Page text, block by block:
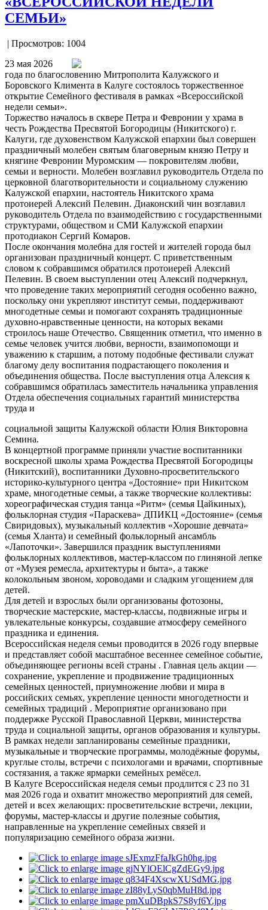
СЕМЬИ»
| Просмотров: 1004
23 мая 2026
года по благословению Митрополита Калужского и
Боровского Климента в Калуге состоялось торжественное
открытие Семейного фестиваля в рамках «Всероссийской
недели семьи».
Торжество началось в сквере Петра и Февронии у храма в
честь Рождества Пресвятой Богородицы (Никитского) г.
Калуги, где духовенством Калужской епархии был совершен
праздничный молебен святым благоверным князю Петру и
княгине Февронии Муромским — покровителям любви,
семьи и верности. Молебен возглавил руководитель Отдела по
церковной благотворительности и социальному служению
Калужской епархии, настоятель Никитского храма
протоиерей Алексий Пелевин. Диаконский чин возглавил
руководитель Отдела по взаимодействию с государственными
структурами, обществом и СМИ Калужской епархии
протодиакон Сергий Комаров.
После окончания молебна для гостей и жителей города был
организован праздничный концерт. С приветственным
словом к собравшимся обратился протоиерей Алексий
Пелевин. В своем выступлении отец Алексий подчеркнул,
что проведение таких мероприятий сегодня особенно важно,
поскольку они укрепляют институт семьи, поддерживают
многодетные семьи и помогают сохранять традиционные
духовно-нравственные ценности, на которых веками
строилось наше Отечество. Священник отметил, что именно в
семье человек учится любви, верности, взаимопомощи и
уважению к старшим, а потому подобные фестивали служат
благому делу воспитания подрастающего поколения и
объединения общества. После выступления отца Алексия к
собравшимся обратилась заместитель начальника управления
Отдела обеспечения социальных гарантий министерства
труда и
социальной защиты Калужской области Юлия Викторовна
Семина.
В концертной программе приняли участие воспитанники
воскресной школы храма Рождества Пресвятой Богородицы
(Никитский), воспитанники Духовно-просветительского
историко-культурного центра «Достояние» при Никитском
храме, многодетные семьи, а также творческие коллективы:
хореографическая студия танца «Ритм» (семья Цайкиных),
фольклорная студия «Параскева» ДПИКЦ «Достояние» (семья
Свиридовых), музыкальный коллектив «Хорошие девчата»
(семья Хланта) и семейный фольклорный ансамбль
«Лапоточки». Завершился праздник выступлениями
фольклорных коллективов, мастер-классом по глиняной лепке
от «Музея ремесла, архитектуры и быта», а также
колокольным звоном, хороводами и сладким угощением для
детей.
Для детей и взрослых были организованы фотозоны,
творческие мастерские, мастер-классы, подвижные игры и
увлекательные конкурсы, создавшие атмосферу семейного
праздника и единения.
Всероссийская неделя семьи проводится в 2026 году впервые
и представляет собой масштабное весеннее семейное событие,
объединяющее регионы всей страны . Главная цель акции —
сохранение, укрепление и продвижение традиционных
семейных ценностей, приумножение любви и мира в
российских семьях, укрепление ценности многодетности и
семейных традиций . Мероприятие организовано при
поддержке Русской Православной Церкви, министерства
труда и социальной защиты, органов образования и культуры.
В рамках недели запланированы семейные праздники,
музыкальные и творческие программы, молодёжные форумы,
круглые столы, встречи с психологами и врачами, спортивные
состязания, а также ярмарки семейных ремёсел.
В Калуге Всероссийская неделя семьи продлится с 23 по 31
мая 2026 года и охватит множество мероприятий для семей,
детей и всех желающих: просветительские встречи, лекции,
форумы, мастер-классы и другие полезные события,
направленные на укрепление семейных связей и
популяризацию семейного образа жизни.